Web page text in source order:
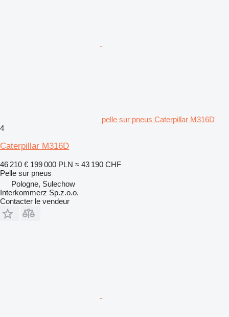
pelle sur pneus Caterpillar M316D
4
Caterpillar M316D
46 210 € 199 000 PLN ≈ 43 190 CHF
Pelle sur pneus
Pologne, Sulechow
Interkommerz Sp.z.o.o.
Contacter le vendeur